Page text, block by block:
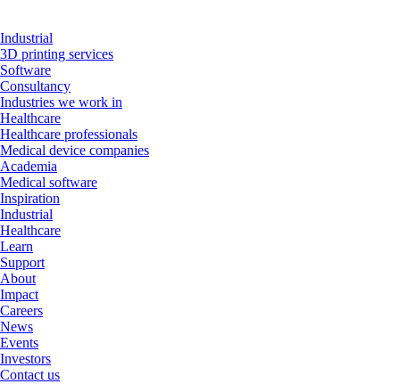
Industrial
3D printing services
Software
Consultancy
Industries we work in
Healthcare
Healthcare professionals
Medical device companies
Academia
Medical software
Inspiration
Industrial
Healthcare
Learn
Support
About
Impact
Careers
News
Events
Investors
Contact us